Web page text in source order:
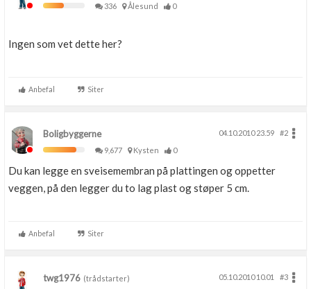
336
Ålesund 0
Ingen som vet dette her?
Anbefal Siter
Boligbyggerne 04.10.2010 23.59
#2
9,677
Kysten 0
Du kan legge en sveisemembran på plattingen og oppetter
veggen, på den legger du to lag plast og støper 5 cm.
Anbefal Siter
twg1976 (trådstarter) 05.10.2010 10.01 #3